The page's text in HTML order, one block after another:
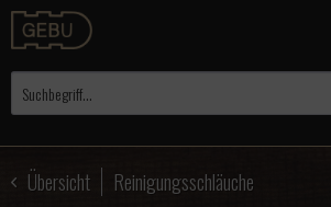
Übersicht Reinigungsschläuche